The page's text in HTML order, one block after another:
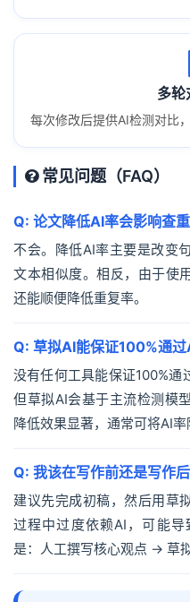
多轮
每次修改后提供AI检测对比
常见问题（FAQ）
Q: 论文降低AI率会影响查重
不会。降低AI率主要是改变
文本相似度。相反，由于使
还能顺便降低重复率。
Q: 草拟AI能保证100%通过
没有任何工具能保证100%通
但草拟AI会基于主流检测模
降低效果显著，通常可将AI率
Q: 我该在写作前还是写作
建议先完成初稿，然后用草
过程中过度依赖AI，可能
是：人工撰写核心观点 → 草